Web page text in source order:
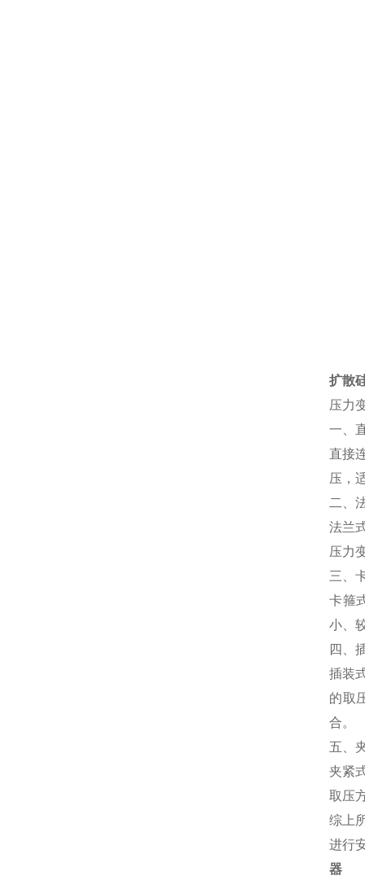
扩散
压力
一、
直接
压，
二、
法兰
压力
三、
卡箍
小、
四、
插装
的取
合。
五、
夹紧
取压
综上
进行
器